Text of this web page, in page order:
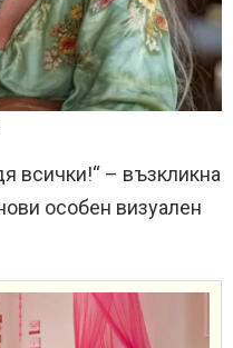
всички!“ – възкликна
особен визуален